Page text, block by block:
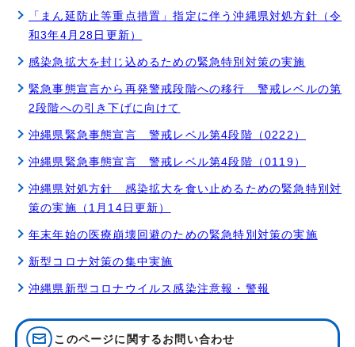
「まん延防止等重点措置」指定に伴う沖縄県対処方針（令
和3年4月28日更新）
感染急拡大を封じ込めるための緊急特別対策の実施
緊急事態宣言から再発警戒段階への移行 警戒レベルの第
2段階への引き下げに向けて
沖縄県緊急事態宣言 警戒レベル第4段階（0222）
沖縄県緊急事態宣言 警戒レベル第4段階（0119）
沖縄県対処方針 感染拡大を食い止めるための緊急特別対
策の実施（1月14日更新）
年末年始の医療崩壊回避のための緊急特別対策の実施
新型コロナ対策の集中実施
沖縄県新型コロナウイルス感染注意報・警報
このページに関する お問い合わせ